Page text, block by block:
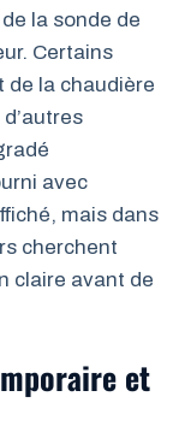
la sonde de
Certains
de la chaudière
avec
mais dans
cherchent
claire avant de
et